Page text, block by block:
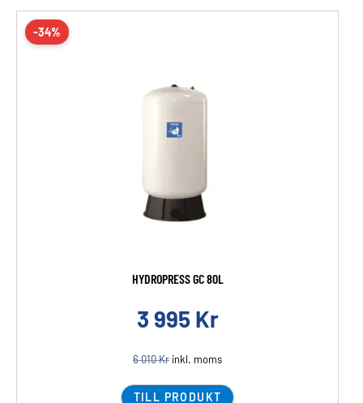
-34%
HYDROPRESS GC 80L
3 995 Kr
6 010Kr inkl. moms
TILL PRODUKT